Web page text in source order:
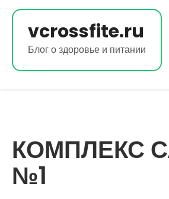
Перейти
содержимому
vcrossfite.ru
Блог о здоровье и питании
КОМПЛЕКС
№1